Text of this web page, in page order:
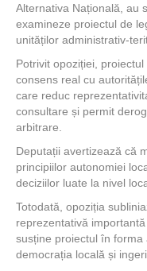
Alternativa Națională, au
examineze proiectul de
unităților administrativ-
Potrivit opoziției,
consens real cu
care reduc
consultare și permit
arbitrare.
Deputații avertizează că
principiilor autonomiei
deciziilor luate la nivel
Totodată, opoziția
reprezentativă
susține proiectul în
democrația locală și